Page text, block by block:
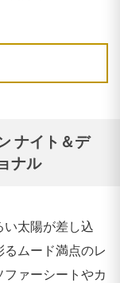
ナイト＆デ
ナル
太陽が差し込
ムード満点のレ
ァーシートやカ